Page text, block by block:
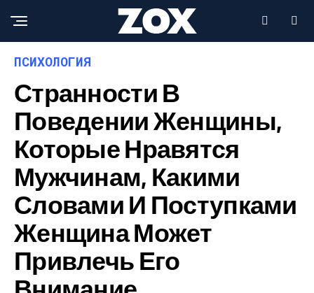
ПСИХОЛОГИЯ
Странности В
Поведении Женщины,
Которые Нравятся
Мужчинам, Какими
Словами И Поступками
Женщина Может
Привлечь Его